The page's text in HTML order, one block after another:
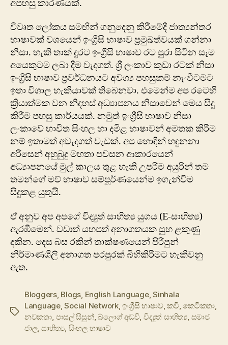
අපහසු කාරණයක්.
විවෘත ලෝකය සමඟින් ගනුදෙනු කිරීමේදී ජාත්‍යන්තර
භාෂාවක් වශයෙන් ඉංග්‍රීසි භාෂාව ප්‍රමුඛත්වයක් ගන්නා
නිසා. හැකි තාක් දුරට ඉංග්‍රීසි භාෂාව රට පුරා සිටින සෑම
අයෙකුටම ලබා දීම වැදගත්. ශ්‍රී ලංකා‍ව කුඩා රටක් නිසා
ඉංග්‍රීසි භාෂාව ප්‍රවර්ධනයට අවශ්‍ය පහසුකම් නැංවීටමට
ඉතා විශාල හැකියාවක් තිබෙනවා. එමෙන්ම අප රටෙහි
ක්‍රියාත්මක වන නිදහස් අධ්‍යාපනය නිසාවෙන් මෙය සිදු
කිරීම පහසු කාර්යයක්. නමුත් ඉංග්‍රීසි භාෂාව නිසා
ලංකාවේ භාවිත සිංහල හා දමිළ භාෂාවන් අමතක කිරීම
නම් ඉතාමත් අවැදගත් වැඩක්. අප හොඳින් හඳුනනා
අරිසෙන් අහුබුදු මහතා පවසන ආකාරයෙන්
අධ්‍යාපනයේ මුල් කාලය තුළ හැකි උපරිම අයුරින් තම
තමන්ගේ මව් භාෂාව සම්පූර්ණයෙන්ම ඉගැන්වීම
සිදුකළ යුතුයි.
ඒ අනුව අප අපගේ විද්‍යුත් සාහිත්‍ය යුගය (E-සාහිත්‍ය)
ඇරඹීමෙන්. වඩාත් යහපත් අනාගතයක සුභ ළකුණු
දකින. දෙස බස රකින් තාක්ෂණයෙන් පිරිපුන්
නිර්මාණශීලි අනාගත පරපුරක් බිහිකිරීමට හැකිවනු
ඇත.
Tags
Bloggers, Blogs English Language,Sinhala
Language,Social Network,ඉංග්‍රීසි භාෂාව,කවි,කෙටිකතා
නවකතා පාසල් සිසුන්,බ්ලොග් අඩවි, විද්‍යුත් සාහිත්‍ය සමාජ
ජාල, සාහිත්‍ය සිංහල භාෂාව